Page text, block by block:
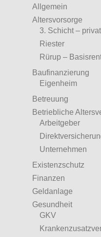
Allgemein
Altersvorsorge
3. Schicht –
Riester
Rürup –
Baufinanzierung
Eigenheim
Betreuung
Betriebliche
Arbeitgeber
Unternehmen
Existenzschutz
Finanzen
Geldanlage
Gesundheit
GKV